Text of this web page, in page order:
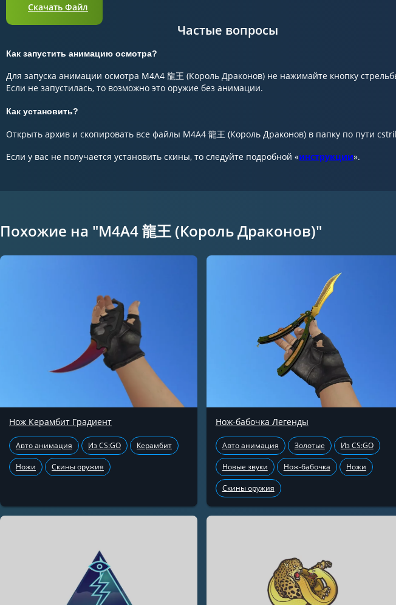
Скачать Файл
Частые вопросы
Как запустить анимацию осмотра?
Для запуска анимации осмотра M4A4 龍王 (Король Драконов) не нажимайте кнопку
Если не запустилась, то возможно это оружие без анимации.
Как установить?
Открыть архив и скопировать все файлы M4A4 龍王 (Король Драконов) в папку по пути
Если у вас не получается установить скины, то следуйте подробной «инструкции».
Похожие на "M4A4 龍王 (Король Драконов)"
Нож Керамбит Градиент
Авто анимация Из CS:GO Керамбит
Ножи Скины оружия
Нож-бабочка Легенды
Авто анимация Золотые Из CS:GO
Новые звуки Нож-бабочка Ножи
Скины оружия